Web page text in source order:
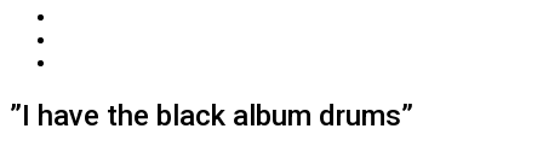
”I have the black album drums”